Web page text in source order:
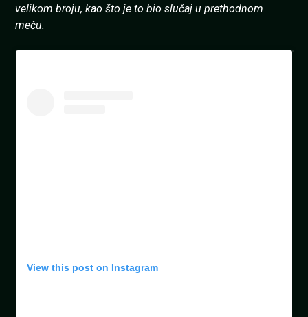
velikom broju, kao što je to bio slučaj u prethodnom
meču.
View this post on Instagram